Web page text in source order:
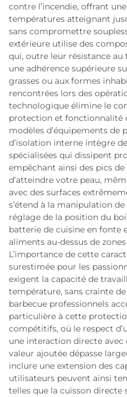
contre l’incendie, offrant
températures atteignant
sans compromettre
extérieure utilise des
qui, outre leur résistance
une adhérence supérieure
grasses ou aux formes
rencontrées lors des
technologique élimine le
protection et fonctionnalité
modèles d’équipements de
d’isolation interne intègre
spécialisées qui dissipent
empêchant ainsi des pics
d’atteindre votre peau,
avec des surfaces
s’étend à la manipulation
réglage de la position du
batterie de cuisine en fonte
aliments au-dessus de
L’importance de cette
surestimée pour les
exigent la capacité de
température, sans crainte
barbecue professionnels
particulière à cette
compétitifs, où le respect
une interaction directe avec
valeur ajoutée dépasse
inclure une extension des
utilisateurs peuvent ainsi
telles que la cuisson directe